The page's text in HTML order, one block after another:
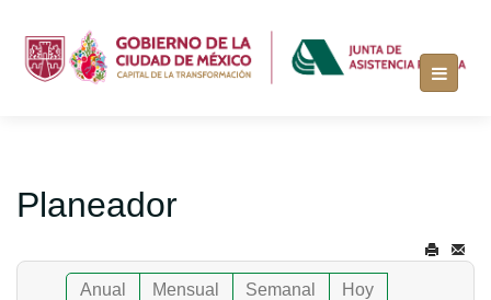
Planeador
Anual Mensual Semanal
Hoy